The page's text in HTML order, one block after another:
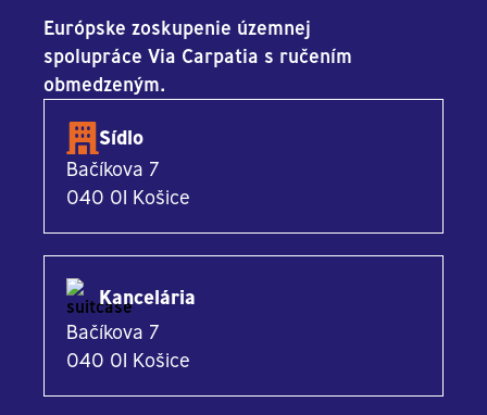
Európske zoskupenie územnej
spolupráce Via Carpatia s ručením
obmedzeným.
Sídlo
Bačíkova 7
040 01 Košice
Kancelária
Bačíkova 7
040 01 Košice